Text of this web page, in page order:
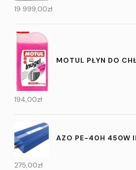
19 999,00zł
MOTUL PŁYN DO
194,00zł
AZO PE-40H 450W
275,00zł